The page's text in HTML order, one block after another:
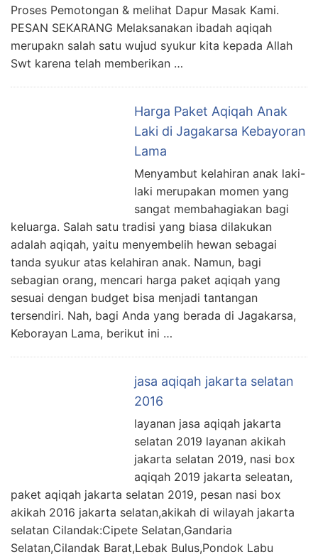
Proses Pemotongan & melihat Dapur Masak Kami.
PESAN SEKARANG Melaksanakan ibadah aqiqah
merupakn salah satu wujud syukur kita kepada Allah
Swt karena telah memberikan …
Harga Paket Aqiqah Anak
Laki di Jagakarsa Kebayoran
Lama
Menyambut kelahiran anak laki-
laki merupakan momen yang
sangat membahagiakan bagi
keluarga. Salah satu tradisi yang biasa dilakukan
adalah aqiqah, yaitu menyembelih hewan sebagai
tanda syukur atas kelahiran anak. Namun, bagi
sebagian orang, mencari harga paket aqiqah yang
sesuai dengan budget bisa menjadi tantangan
tersendiri. Nah, bagi Anda yang berada di Jagakarsa,
Keborayan Lama, berikut ini …
jasa aqiqah jakarta selatan
2016
layanan jasa aqiqah jakarta
selatan 2019 layanan akikah
jakarta selatan 2019, nasi box
aqiqah 2019 jakarta seleatan,
paket aqiqah jakarta selatan 2019, pesan nasi box
akikah 2016 jakarta selatan,akikah di wilayah jakarta
selatan Cilandak:Cipete Selatan,Gandaria
Selatan,Cilandak Barat,Lebak Bulus,Pondok Labu